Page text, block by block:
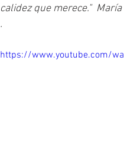
calidez que merece."
.
https://www.youtube.com/